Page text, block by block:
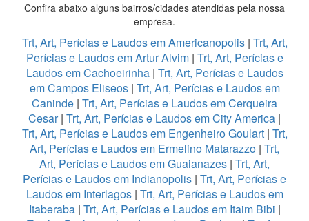
Confira abaixo alguns bairros/cidades atendidas pela nossa
empresa.
Trt, Art, Perícias e Laudos em Americanopolis | Trt, Art,
Perícias e Laudos em Artur Alvim | Trt, Art, Perícias e
Laudos em Cachoeirinha| Trt, Art, Perícias e Laudos
em Campos Eliseos | Trt, Art, Perícias e Laudos em
Caninde | Trt, Art, Perícias e Laudos em Cerqueira
Cesar| Trt, Art, Perícias e Laudos em City America |
Trt, Art, Perícias e Laudos em Engenheiro Goulart | Trt,
Art, Perícias e Laudos em Ermelino Matarazzo | Trt,
Art, Perícias e Laudos em Guaianazes | Trt, Art,
Perícias e Laudos em Indianopolis | Trt, Art, Perícias e
Laudos em Interlagos| Trt, Art, Perícias e Laudos em
Itaberaba| Trt, Art, Perícias e Laudos em Itaim Bibi |